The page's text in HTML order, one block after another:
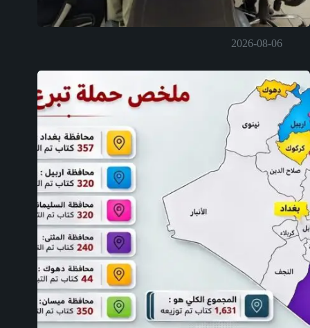
2026-08-06